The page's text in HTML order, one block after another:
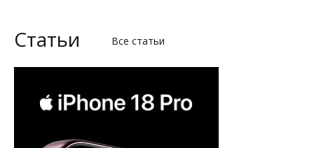
Статьи Все статьи